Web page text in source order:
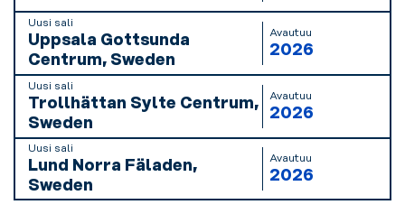
Uusi sali
Uppsala Gottsunda
Centrum, Sweden
Avautuu
2026
Uusi sali
Trollhättan Sylte Centrum,
Sweden
Avautuu
2026
Uusi sali
Lund Norra Fäladen,
Sweden
Avautuu
2026